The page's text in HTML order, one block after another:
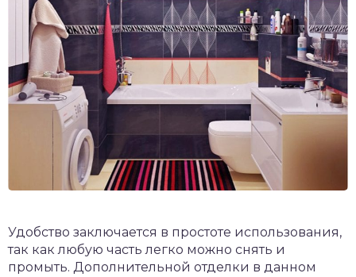
Удобство заключается в простоте использования,
так как любую часть легко можно снять и
промыть. Дополнительной отделки в данном